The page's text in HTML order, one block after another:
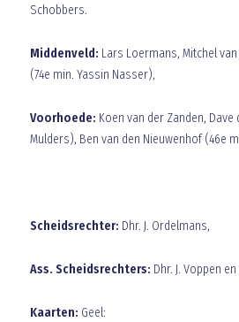
Schobbers.
Middenveld: Lars Loermans, Mitchel
(74e min. Yassin Nasser),
Voorhoede: Koen van der Zanden, Dave
Mulders), Ben van den Nieuwenhof (46e
Scheidsrechter: Dhr. J. Ordelmans,
Ass. Scheidsrechters: Dhr. J. Voppen
Kaarten: Geel: